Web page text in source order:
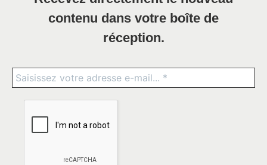
contenu dans votre boîte de
réception.